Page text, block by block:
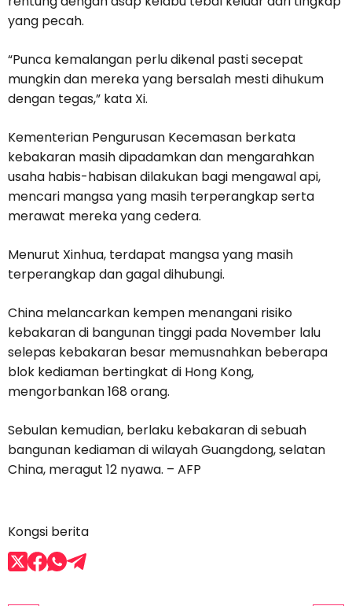
yang pecah.
“Punca kemalangan perlu dikenal pasti secepat
mungkin dan mereka yang bersalah mesti dihukum
dengan tegas,” kata Xi.
Kementerian Pengurusan Kecemasan berkata
kebakaran masih dipadamkan dan mengarahkan
usaha habis-habisan dilakukan bagi mengawal api,
mencari mangsa yang masih terperangkap serta
merawat mereka yang cedera.
Menurut Xinhua, terdapat mangsa yang masih
terperangkap dan gagal dihubungi.
China melancarkan kempen menangani risiko
kebakaran di bangunan tinggi pada November lalu
selepas kebakaran besar memusnahkan beberapa
blok kediaman bertingkat di Hong Kong,
mengorbankan 168 orang.
Sebulan kemudian, berlaku kebakaran di sebuah
bangunan kediaman di wilayah Guangdong, selatan
China, meragut 12 nyawa. – AFP
Kongsi berita